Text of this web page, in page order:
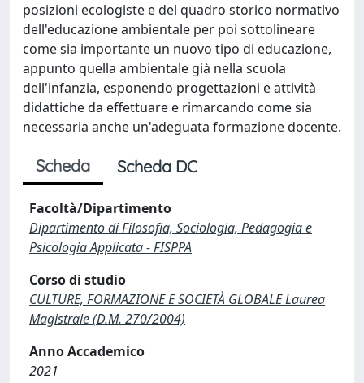
posizioni ecologiste e del quadro storico normativo
dell'educazione ambientale per poi sottolineare
come sia importante un nuovo tipo di educazione,
appunto quella ambientale già nella scuola
dell'infanzia, esponendo progettazioni e attività
didattiche da effettuare e rimarcando come sia
necessaria anche un'adeguata formazione docente.
Scheda Scheda DC
Facoltà/Dipartimento
Dipartimento di Filosofia, Sociologia, Pedagogia e
Psicologia Applicata - FISPPA
Corso di studio
CULTURE, FORMAZIONE E SOCIETÀ GLOBALE Laurea
Magistrale (D.M. 270/2004)
Anno Accademico
2021